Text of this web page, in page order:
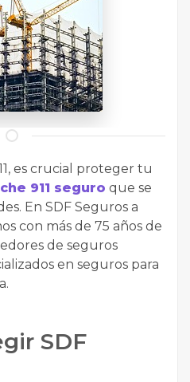
es crucial proteger tu
911 seguro que se
En SDF Seguros a
con más de 75 años de
de seguros
en seguros para
SDF